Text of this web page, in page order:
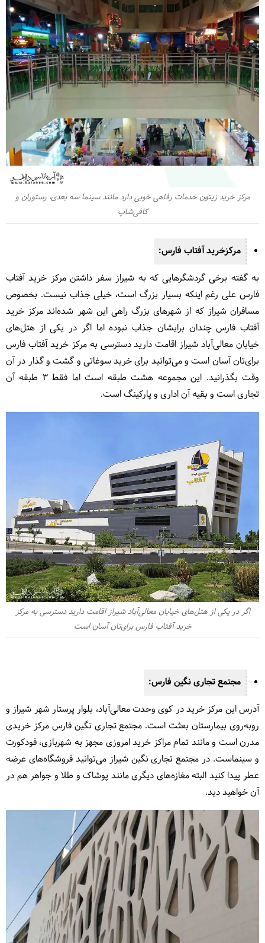
مرکز خرید زیتون خدمات رفاهی خوبی دارد مانند سینما سه بعدی، رستوران و
کافی‌شاپ
مرکزخرید آفتاب فارس:
به گفته برخی گردشگرهایی که به شیراز سفر داشتن مرکز خرید آفتاب
فارس علی رغم اینکه بسیار بزرگ است، خیلی جذاب نیست. بخصوص
مسافران شیراز که از شهرهای بزرگ راهی این شهر شده‌اند مرکز خرید
آفتاب فارس چندان برایشان جذاب نبوده اما اگر در یکی از هتل‌های
خیابان معالی‌آباد شیراز اقامت دارید دسترسی به مرکز خرید آفتاب فارس
برای‌تان آسان است و می‌توانید برای خرید سوغاتی و گشت و گذار در آن
وقت بگذرانید. این مجموعه هشت طبقه است اما فقط 3 طبقه آن
تجاری است و بقیه آن اداری و پارکینگ است.
اگر در یکی از هتل‌های خیابان معالی‌آباد شیراز اقامت دارید دسترسی به مرکز
خرید آفتاب فارس برای‌تان آسان است
مجتمع تجاری نگین فارس:
آدرس این مرکز خرید در کوی وحدت معالی‌آباد، بلوار پرستار شهر شیراز و
روبه‌روی بیمارستان بعثت است. مجتمع تجاری نگین فارس مرکز خریدی
مدرن است و مانند تمام مراکز خرید امروزی مجهز به شهربازی، فودکورت
و سینماست. در مجتمع تجاری نگین شیراز می‌توانید فروشگاه‌های عرضه
عطر پیدا کنید البته مغازه‌های دیگری مانند پوشاک و طلا و جواهر هم در
آن خواهید دید.